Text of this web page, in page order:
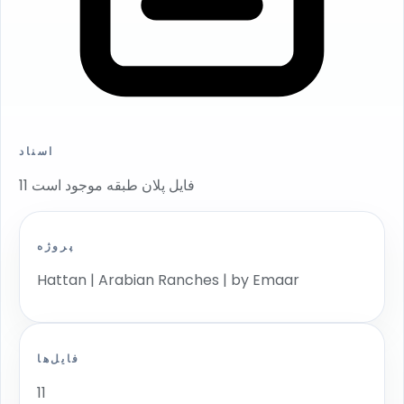
اسناد
11 فایل پلان طبقه موجود است
پروژه
Hattan | Arabian Ranches | by Emaar
فایل‌ها
11